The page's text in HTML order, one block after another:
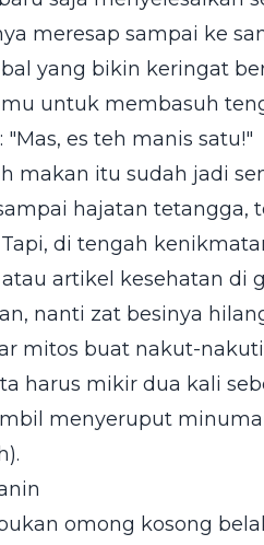
meresap sampai ke
yang bikin keringat
untuk membasuh
es teh manis satu!"
makan itu sudah jadi
hajatan tetangga,
di tengah
artikel kesehatan di
nanti zat besinya
mitos buat nakut-
harus mikir dua kali
menyeruput
omong kosong